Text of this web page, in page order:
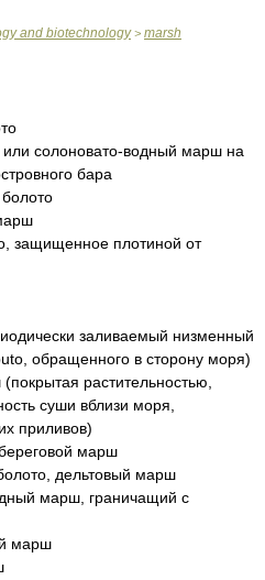
and biotechnology> marsh
солоновато-водный марш на
бара
защищенное плотиной от
заливаемый низменный
обращенного в сторону моря)
растительностью,
суши вблизи моря,
приливов)
марш
дельтовый марш
марш, граничащий с
марш